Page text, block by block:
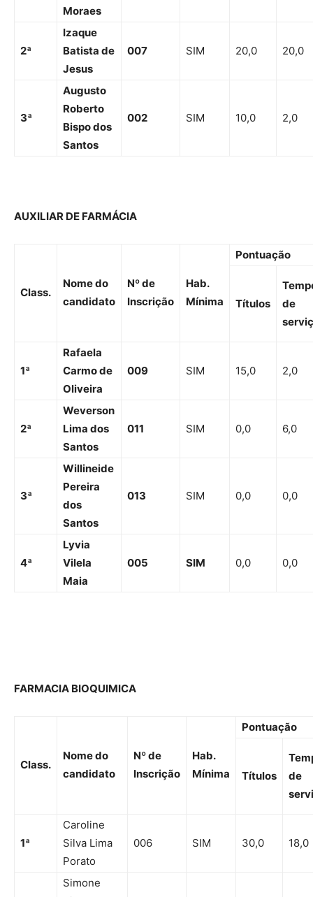
Moraes
2ª
Izaque
Batista de
Jesus
007 SIM 20,0 20,0
3ª
Augusto
Roberto
Bispo dos
Santos
002 SIM 10,0 2,0
AUXILIAR DE FARMÁCIA
Class.
Nome do
candidato
Nº de
Inscrição
Hab.
Mínima
Pontuação
Títulos
de
1ª
Rafaela
Carmo de
Oliveira
009 SIM 15,0 2,0
2ª
Weverson
Lima dos
Santos
011 SIM 0,0 6,0
3ª
Willineide
Pereira
dos
Santos
013 SIM 0,0 0,0
4ª
Lyvia
Vilela
Maia
005 SIM 0,0 0,0
FARMACIA BIOQUIMICA
Class.
Nome do
candidato
Nº de
Inscrição
Hab.
Mínima
Pontuação
Títulos
de
1ª
Caroline
Silva Lima
Porato
006 SIM 30,0 18,0
Simone